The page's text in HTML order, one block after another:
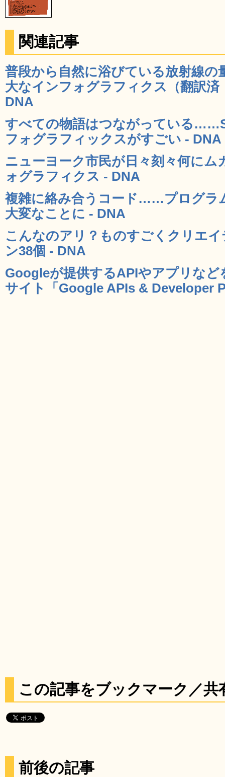
関連記事
普段から自然に浴びている放射線の
大なインフォグラフィクス（翻訳済
DNA
すべての物語はつながっている
フォグラフィックスがすごい - DNA
ニューヨーク市民が日々刻々何に
ォグラフィクス - DNA
複雑に絡み合うコード……プログラ
大変なことに - DNA
こんなのアリ？ものすごくクリエ
ン38個 - DNA
Googleが提供するAPIやアプリなど
サイト「Google APIs & Developer
この記事をブックマーク／共
前後の記事